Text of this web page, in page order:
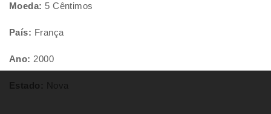
Moeda: 5 Cêntimos
País: França
Ano: 2000
Estado: Nova